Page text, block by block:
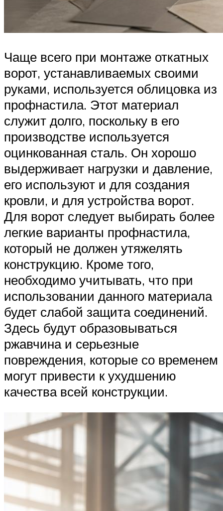
Чаще всего при монтаже откатных
ворот, устанавливаемых своими
руками, используется облицовка из
профнастила. Этот материал
служит долго, поскольку в его
производстве используется
оцинкованная сталь. Он хорошо
выдерживает нагрузки и давление,
его используют и для создания
кровли, и для устройства ворот.
Для ворот следует выбирать более
легкие варианты профнастила,
который не должен утяжелять
конструкцию. Кроме того,
необходимо учитывать, что при
использовании данного материала
будет слабой защита соединений.
Здесь будут образовываться
ржавчина и серьезные
повреждения, которые со временем
могут привести к ухудшению
качества всей конструкции.